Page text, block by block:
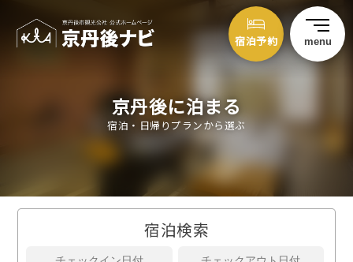
宿泊予約 menu
京丹後に泊まる
宿泊・日帰りプランから選ぶ
宿泊検索